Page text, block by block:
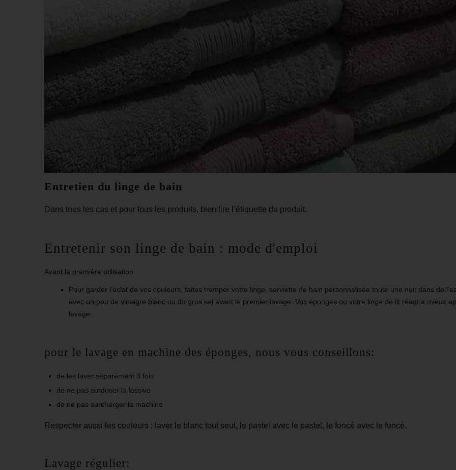
Entretien du linge de bain
Dans tous les cas et pour tous les produits, bien lire l’étiquette du produit.
Entretenir son linge de bain : mode d'emploi
Avant la première utilisation:
Pour garder l’éclat de vos couleurs, faites tremper votre linge, serviette de bain personnalisée toute une nuit dans de
avec un peu de vinaigre blanc ou du gros sel avant le premier lavage. Vos éponges ou votre linge de lit réagira mieux
lavage.
pour le lavage en machine des éponges, nous vous conseillons:
de les laver séparément 3 fois
de ne pas surdoser la lessive
de ne pas surcharger la machine
Respecter aussi les couleurs : laver le blanc tout seul, le pastel avec le pastel, le foncé avec le foncé.
Lavage régulier: